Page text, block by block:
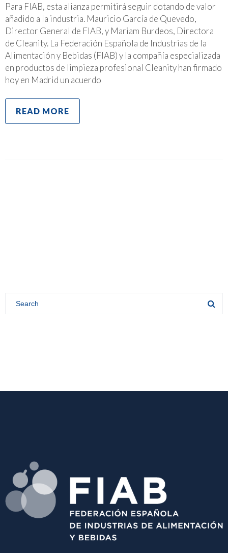
Para FIAB, esta alianza permitirá seguir dotando de valor
añadido a la industria. Mauricio García de Quevedo,
Director General de FIAB, y Mariam Burdeos, Directora
de Cleanity. La Federación Española de Industrias de la
Alimentación y Bebidas (FIAB) y la compañía especializada
en productos de limpieza profesional Cleanity han firmado
hoy en Madrid un acuerdo
READ MORE